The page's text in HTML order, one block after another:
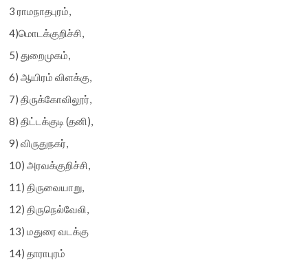
3 ராமநாதபுரம்,
4)மொடக்குறிச்சி,
5) துறைமுகம்,
6) ஆயிரம் விளக்கு,
7) திருக்கோவிலூர்,
8) திட்டக்குடி (தனி),
9) விருதுநகர்,
10) அரவக்குறிச்சி,
11) திருவையாறு,
12) திருநெல்வேலி,
13) மதுரை வடக்கு
14) தாராபுரம்